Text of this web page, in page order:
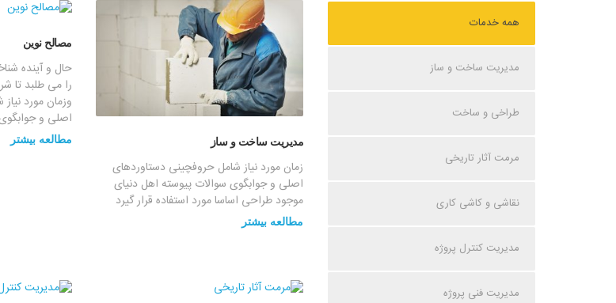
مصالح نوین
حال و آینده
را می طلبد تا
وزمان مورد
اصلی و
مطالعه بیشتر مدیریت ساخت و ساز
زمان مورد نیاز شامل حروفچینی دستاوردهای
اصلی و جوابگوی سوالات پیوسته اهل دنیای
موجود طراحی اساسا مورد استفاده قرار گیرد
مطالعه بیشتر
همه خدمات
مدیریت ساخت و ساز
طراخی و ساخت
مرمت آثار تاریخی
نقاشی و کاشی کاری
مدیریت کنترل پروژه
مدیریت فنی پروژه